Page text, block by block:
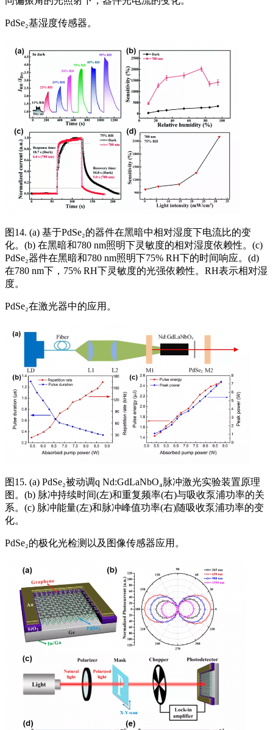
PdSe₂基湿度传感器。
图14. (a) 基于PdSe₂的器件在黑暗中相对湿度下电流比的变
化。(b) 在黑暗和780 nm照明下灵敏度的相对湿度依赖性。(c)
PdSe₂器件在黑暗和780 nm照明下75% RH下的时间响应。(d)
在780 nm下，75% RH下灵敏度的光强依赖性。RH表示相对湿
度。
PdSe₂在激光器中的应用。
图15. (a) PdSe₂被动调q Nd:GdLaNbO₄脉冲激光实验装置原理
图。(b) 脉冲持续时间(左)和重复频率(右)与吸收泵浦功率的关
系。(c) 脉冲能量(左)和脉冲峰值功率(右)随吸收泵浦功率的变
化。
PdSe₂的极化光检测以及图像传感器应用。